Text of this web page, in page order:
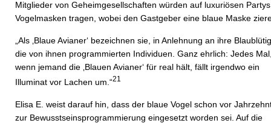
Mitglieder von Geheimgesellschaften würden auf luxuriösen Partys
Vogelmasken tragen, wobei den Gastgeber eine blaue Maske
„Als ‚Blaue Avianer‘ bezeichnen sie, in Anlehnung an ihre
die von ihnen programmierten Individuen. Ganz ehrlich: Jedes
wenn jemand die ‚Blauen Avianer‘ für real hält, fällt irgendwo ein
Illuminat vor Lachen um.“21
Elisa E. weist darauf hin, dass der blaue Vogel schon vor
zur Bewusstseinsprogrammierung eingesetzt worden sei. Auf die